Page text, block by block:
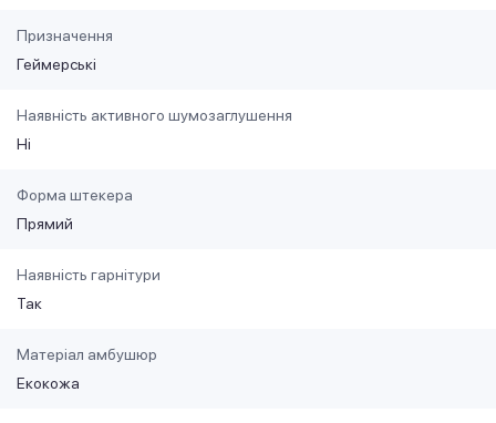
Призначення
Геймерські
Наявність активного шумозаглушення
Ні
Форма штекера
Прямий
Наявність гарнітури
Так
Матеріал амбушюр
Екокожа